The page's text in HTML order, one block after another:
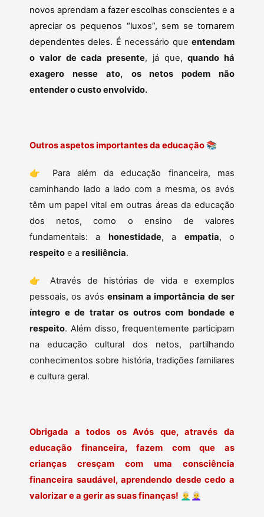
novos aprendam a fazer escolhas conscientes e a
apreciar os pequenos “luxos”, sem se tornarem
dependentes deles. É necessário queentendam
o valor de cada presente, já que,quando há
exagero nesse ato,
os netos podem não
entender o custo envolvido.
Outros aspetos importantes da educação 📚
👉 Para além da educação financeira, mas
caminhando lado a lado com a mesma, os avós
têm um papel vital em outras áreas da educação
dos netos, como o ensino de valores
fundamentais: a honestidade, a empatia, o
respeito e a resiliência.
👉 Através de histórias de vida e exemplos
pessoais, os avósensinam a importância de ser
íntegro e de tratar os outros com bondade e
respeito. Além disso, frequentemente participam
na educação cultural dos netos, partilhando
conhecimentos sobre história, tradições familiares
e cultura geral.
Obrigada a todos os Avós que, através da
educação financeira, fazem com que as
crianças cresçam com uma consciência
financeira saudável, aprendendo desde cedo a
valorizar e a gerir as suas finanças! 👨‍🦳👩‍🦳